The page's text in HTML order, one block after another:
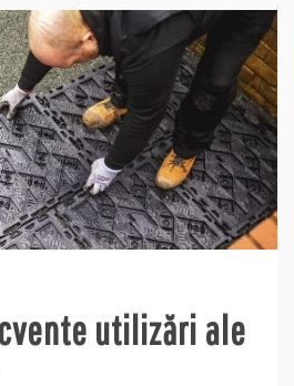
utilizări ale